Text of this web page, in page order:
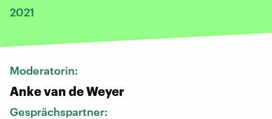
2021
Moderatorin:
Anke van de Weyer
Gesprächspartner: